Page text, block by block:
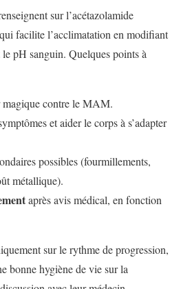
sur l’acétazolamide
facilite l’acclimatation en modifiant
pH sanguin. Quelques points à
contre le MAM.
et aider le corps à s’adapter
possibles (fourmillements,
métallique).
après avis médical, en fonction
sur le rythme de progression,
bonne hygiène de vie sur la